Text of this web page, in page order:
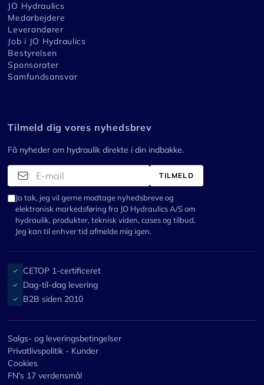
JO Hydraulics
Medarbejdere
Leverandører
Job i JO Hydraulics
Bestyrelsen
Sponsorater
Samfundsansvar
Tilmeld dig vores nyhedsbrev
Få nyheder om hydraulik direkte i din indbakke.
TILMELD
Ja tak, jeg vil gerne modtage nyhedsbreve og
elektronisk markedsføring fra JO Hydraulics A/S om
hydraulik, produkter, teknisk viden, cases og tilbud.
Jeg kan til enhver tid afmelde mig igen.
✓ CETOP 1-certificeret
✓ Dag-til-dag levering
✓ B2B siden 2010
Salgs- og leveringsbetingelser
Privatlivspolitik - Kunder
Cookies
FN's 17 verdensmål